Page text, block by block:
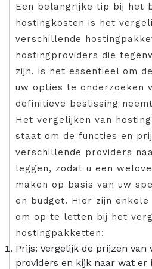
Een belangrijke tip bij het
hostingkosten is het
verschillende
hostingproviders die
zijn, is het essentieel om
uw opties te onderzoeken
definitieve beslissing
Het vergelijken van
staat om de functies en
verschillende providers
leggen, zodat u een
maken op basis van uw
en budget. Hier zijn
om op te letten bij het
hostingpakketten:
Prijs: Vergelijk de prijzen van
providers en kijk naar wat er